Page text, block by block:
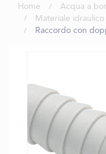
Home Acqua a
Materiale
Raccordo con
galleria
di
immagini